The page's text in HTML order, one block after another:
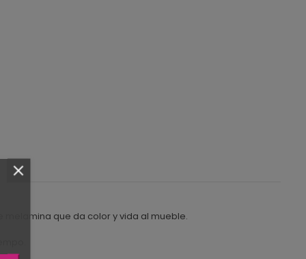
que da color y vida al mueble.